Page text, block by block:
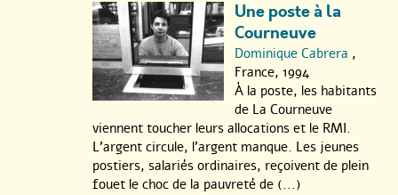
Une poste à la
Courneuve
Dominique Cabrera ,
France, 1994
À la poste, les habitants
de La Courneuve
viennent toucher leurs allocations et le RMI.
L’argent circule, l’argent manque. Les jeunes
postiers, salariés ordinaires, reçoivent de plein
fouet le choc de la pauvreté de (...)